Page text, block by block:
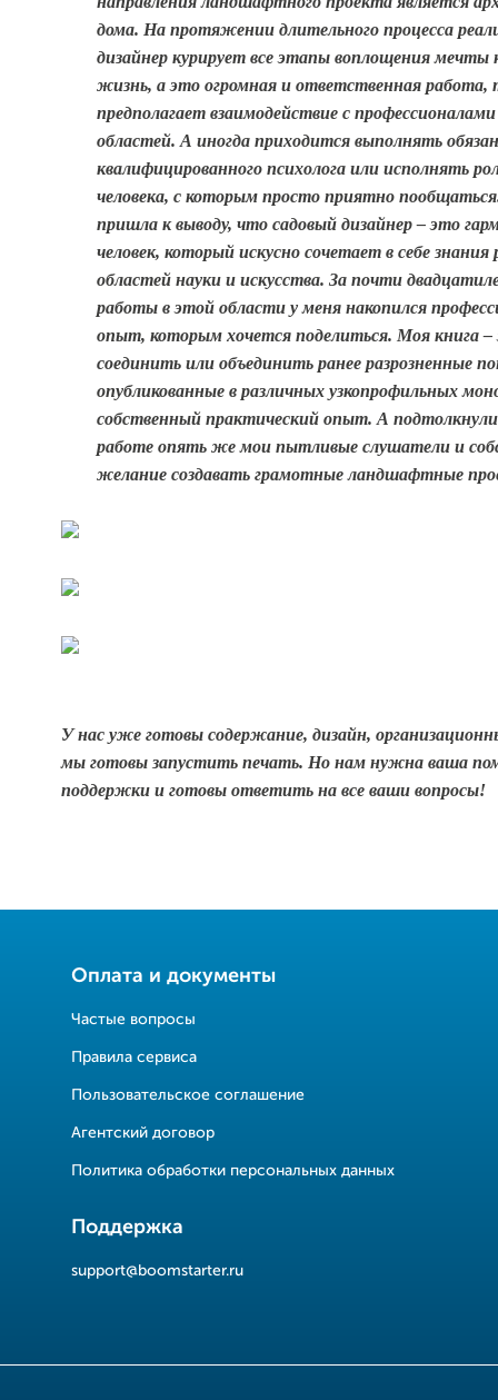
дома. На протяжении длительного процесса
дизайнер курирует все этапы воплощения мечты
жизнь, а это огромная и ответственная работа,
предполагает взаимодействие с
областей. А иногда приходится выполнять
квалифицированного психолога или исполнять
человека, с которым просто приятно
пришла к выводу, что садовый дизайнер – это
человек, который искусно сочетает в себе знания
областей науки и искусства. За почти
работы в этой области у меня накопился
опыт, которым хочется поделиться. Моя книга
соединить или объединить ранее разрозненные
опубликованные в различных узкопрофильных
собственный практический опыт. А
работе опять же мои пытливые слушатели и
желание создавать грамотные ландшафтные
У нас уже готовы содержание, дизайн,
мы готовы запустить печать. Но нам нужна ваша
поддержки и готовы ответить на все ваши вопросы!
Оплата и документы
Частые вопросы
Правила сервиса
Пользовательское соглашение
Агентский договор
Политика обработки персональных данных
Поддержка
support@boomstarter.ru